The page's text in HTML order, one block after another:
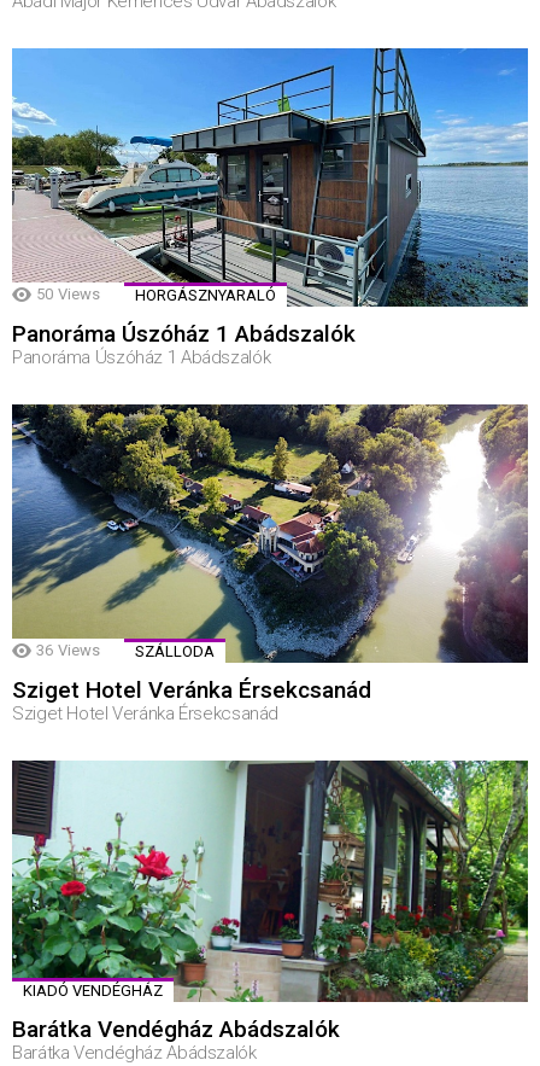
50 Views HORGÁSZNYARALÓ
Panoráma Úszóház 1 Abádszalók
Panoráma Úszóház 1 Abádszalók
36 Views SZÁLLODA
Sziget Hotel Veránka Érsekcsanád
Sziget Hotel Veránka Érsekcsanád
KIADÓ VENDÉGHÁZ
Barátka Vendégház Abádszalók
Barátka Vendégház Abádszalók